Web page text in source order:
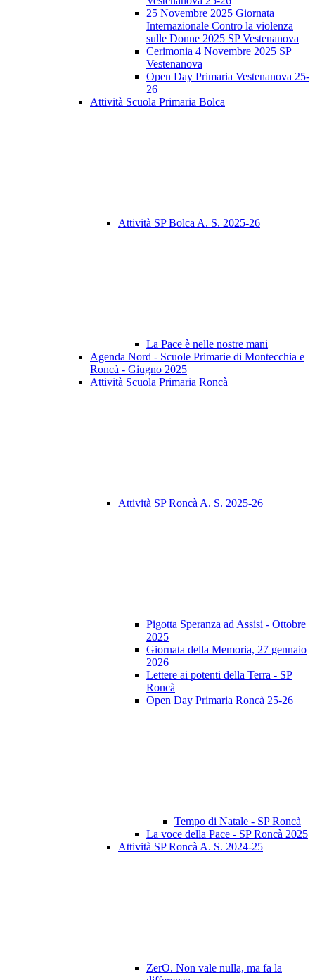
25 Novembre 2025 Giornata
Internazionale Contro la violenza
sulle Donne 2025 SP Vestenanova
Cerimonia 4 Novembre 2025 SP
Vestenanova
Open Day Primaria Vestenanova 25-
26
Attività Scuola Primaria Bolca
Attività SP Bolca A. S. 2025-26
La Pace è nelle nostre mani
Agenda Nord - Scuole Primarie di Montecchia e
Roncà - Giugno 2025
Attività Scuola Primaria Roncà
Attività SP Roncà A. S. 2025-26
Pigotta Speranza ad Assisi - Ottobre
2025
Giornata della Memoria, 27 gennaio
2026
Lettere ai potenti della Terra - SP
Roncà
Open Day Primaria Roncà 25-26
Tempo di Natale - SP Roncà
La voce della Pace - SP Roncà 2025
Attività SP Roncà A. S. 2024-25
ZerO. Non vale nulla, ma fa la